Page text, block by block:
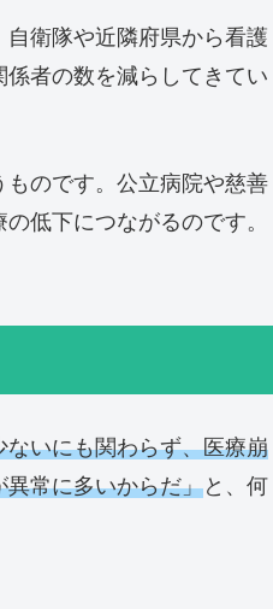
衛隊や近隣府県から看護
者の数を減らしてきてい
のです。公立病院や慈善
低下につながるのです。
いにも関わらず、医療崩
常に多いからだ」と、何